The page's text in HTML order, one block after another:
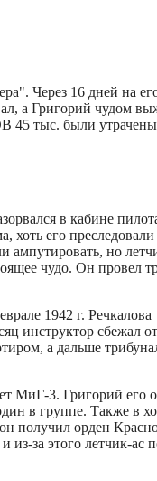
Через 16 дней на
а Григорий чудом
45 тыс. были
в кабине
хоть его преследовали
ампутировать, но
чудо. Он провел
1942 г. Речкалова
инструктор сбежал от
а дальше
МиГ-3. Григорий его
в группе. Также в
получил орден
из-за этого летчик-ас